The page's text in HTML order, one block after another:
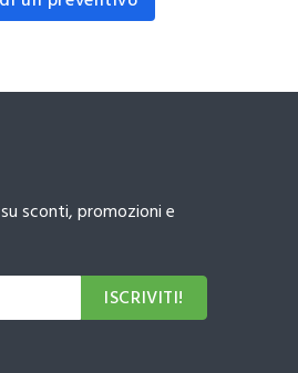
sconti, promozioni e
ISCRIVITI!